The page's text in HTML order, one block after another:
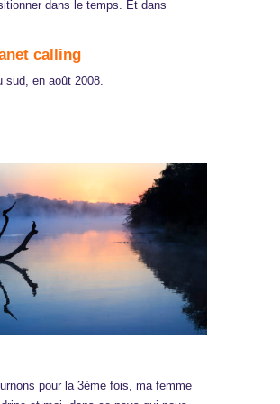
dans le temps. Et dans
calling
sud, en août 2008.
pour la 3ème fois, ma femme